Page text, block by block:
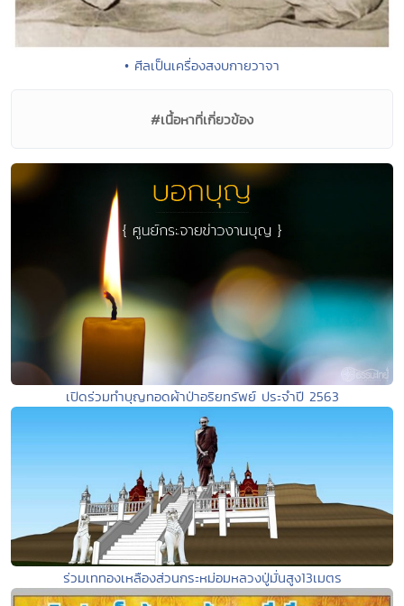
• ศีลเป็นเครื่องสงบกายวาจา
#เนื้อหาที่เกี่ยวข้อง
เปิดร่วมทำบุญทอดผ้าป่าอริยทรัพย์ ประจำปี 2563
ร่วมเททองเหลืองส่วนกระหม่อมหลวงปู่มั่นสูง13เมตร